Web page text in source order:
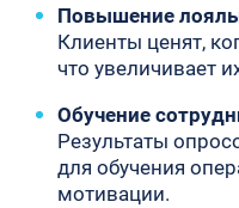
Повышение
Клиенты ценят,
что увеличивает
Обучение
Результаты
для обучения
мотивации.